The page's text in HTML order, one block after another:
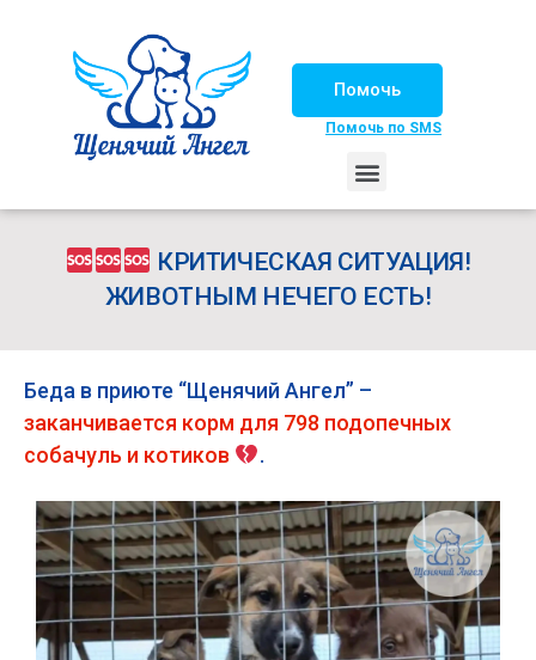
Помочь
Помочь по SMS
КРИТИЧЕСКАЯ СИТУАЦИЯ!
ЖИВОТНЫМ НЕЧЕГО ЕСТЬ!
Беда в приюте “Щенячий Ангел” –
заканчивается корм для 798 подопечных
собачуль и котиков
.